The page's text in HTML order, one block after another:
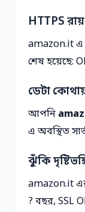
HTTPS রায়
amazon.it এ
শেষ হয়েছে:
ডেটা
আপনি
এ অবস্থিত
ঝুঁকি
amazon.it
? বছর, SSL